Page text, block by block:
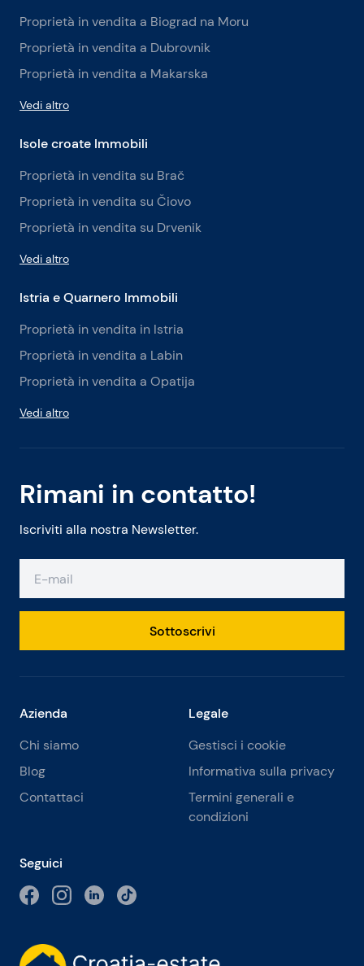
Rimani in contatto!
Iscriviti alla nostra Newsletter.
Sottoscrivi
Proprietà in vendita a Biograd na Moru
Proprietà in vendita a Dubrovnik
Proprietà in vendita a Makarska
Vedi altro
Isole croate Immobili
Proprietà in vendita su Brač
Proprietà in vendita su Čiovo
Proprietà in vendita su Drvenik
Vedi altro
Istria e Quarnero Immobili
Proprietà in vendita in Istria
Proprietà in vendita a Labin
Proprietà in vendita a Opatija
Vedi altro
Azienda
Chi siamo
Blog
Contattaci
Legale
Gestisci i cookie
Informativa sulla privacy
Termini generali e
condizioni
Seguici